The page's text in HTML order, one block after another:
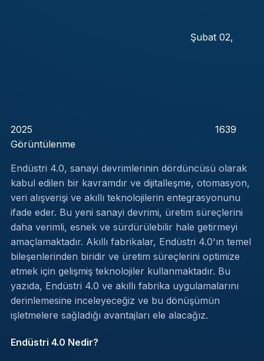
Şubat 02,
2025
1639
Görüntülenme
Endüstri 4.0, sanayi devrimlerinin dördüncüsü olarak
kabul edilen bir kavramdır ve dijitalleşme, otomasyon,
veri alışverişi ve akıllı teknolojilerin entegrasyonunu
ifade eder. Bu yeni sanayi devrimi, üretim süreçlerini
daha verimli, esnek ve sürdürülebilir hale getirmeyi
amaçlamaktadır. Akıllı fabrikalar, Endüstri 4.0'ın temel
bileşenlerinden biridir ve üretim süreçlerini optimize
etmek için gelişmiş teknolojiler kullanmaktadır. Bu
yazıda, Endüstri 4.0 ve akıllı fabrika uygulamalarını
derinlemesine inceleyeceğiz ve bu dönüşümün
işletmelere sağladığı avantajları ele alacağız.
Endüstri 4.0 Nedir?